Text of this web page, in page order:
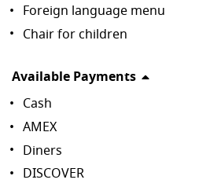
Foreign language menu
Chair for children
Available Payments
Cash
AMEX
Diners
DISCOVER